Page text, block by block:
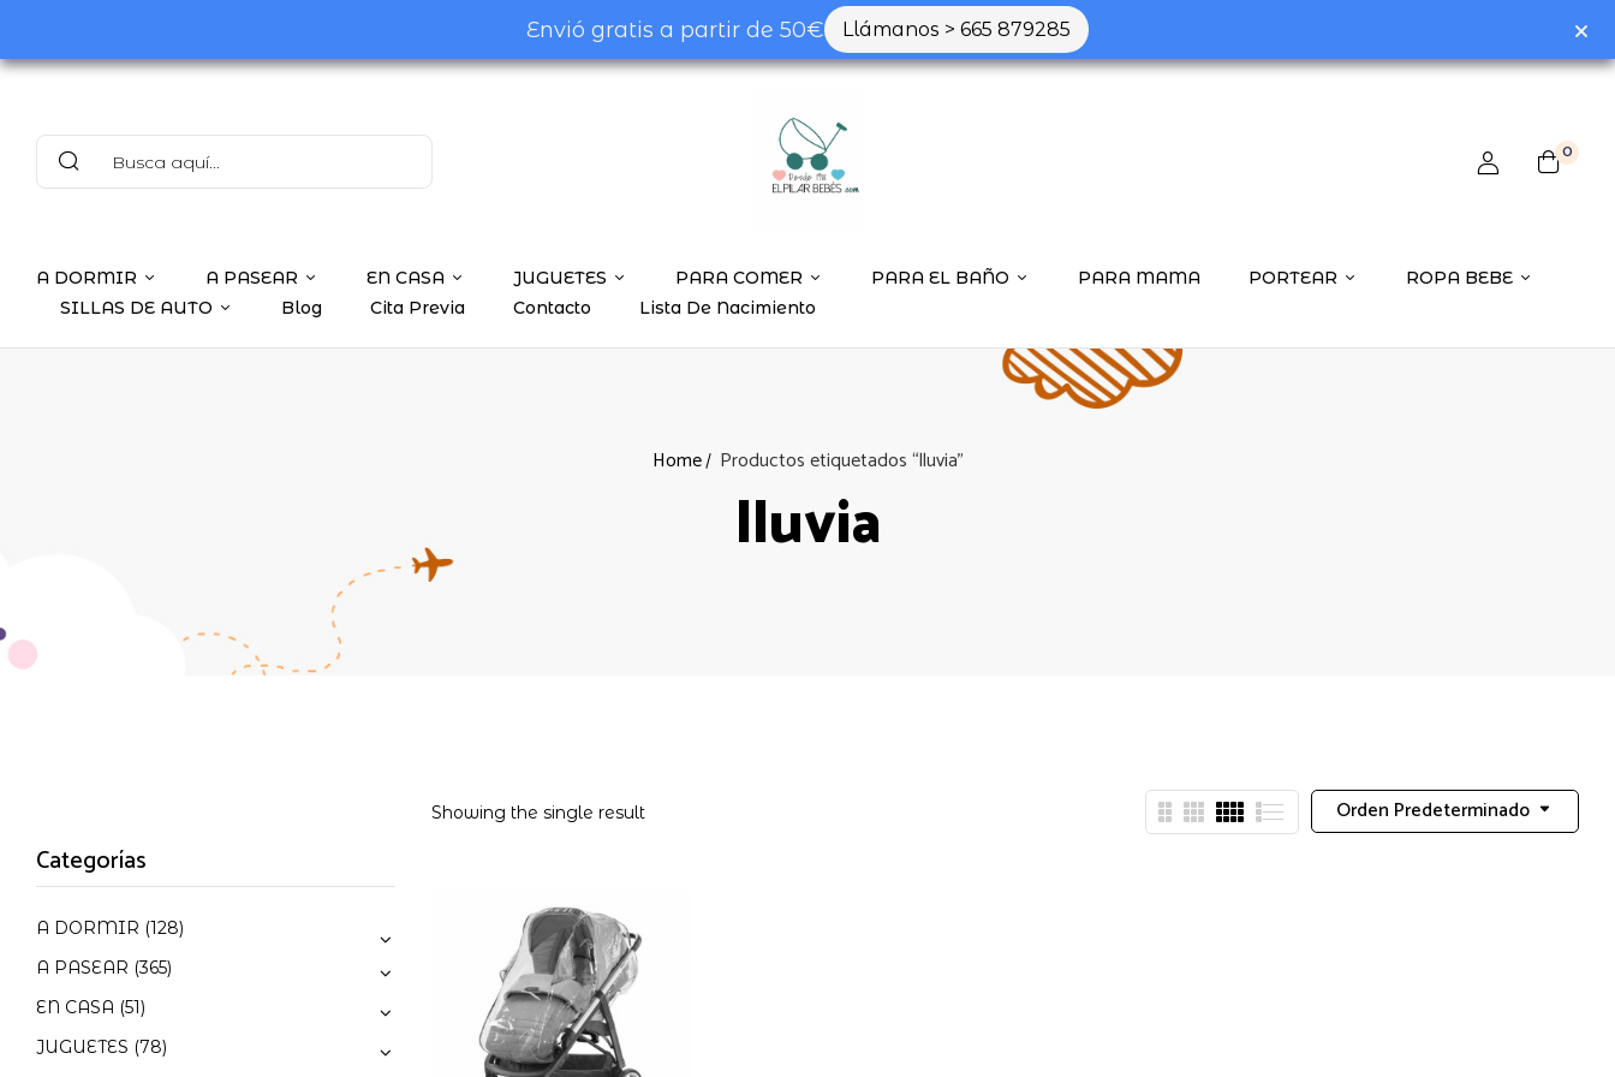
Envió gratis a partir de 50€ Llámanos > 665 879285
0
A DORMIR A PASEAR EN CASA JUGUETES PARA COMER PARA EL BAÑO PARA MAMA PORTEAR
ROPA BEBE
SILLAS DE AUTO
Blog Cita Previa Contacto Lista De Nacimiento
Home Productos etiquetados “lluvia”
lluvia
Categorías
A DORMIR (128)
A PASEAR (365)
EN CASA (51)
JUGUETES (78)
Orden Predeterminado
Showing the single result